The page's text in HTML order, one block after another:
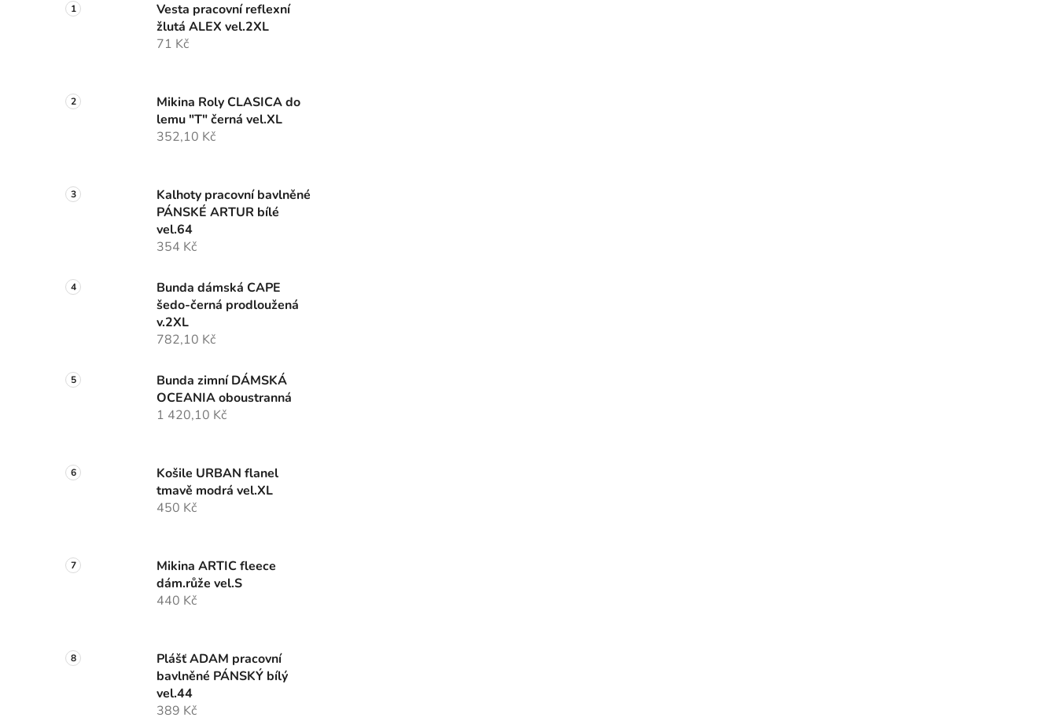
Vesta pracovní reflexní
žlutá ALEX vel.2XL
71 Kč
Mikina Roly CLASICA do
lemu "T" černá vel.XL
352,10 Kč
Kalhoty pracovní bavlněné
PÁNSKÉ ARTUR bílé
vel.64
354 Kč
Bunda dámská CAPE
šedo-černá prodloužená
v.2XL
782,10 Kč
Bunda zimní DÁMSKÁ
OCEANIA oboustranná
1 420,10 Kč
Košile URBAN flanel
tmavě modrá vel.XL
450 Kč
Mikina ARTIC fleece
dám.růže vel.S
440 Kč
Plášť ADAM pracovní
bavlněné PÁNSKÝ bílý
vel.44
389 Kč